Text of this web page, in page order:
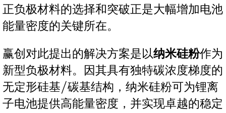
正负极材料的选择和突破正是大幅增加电池
能量密度的关键所在。
赢创对此提出的解决方案是以纳米硅粉作为
新型负极材料。因其具有独特碳浓度梯度的
无定形硅基/碳基结构，纳米硅粉可为锂离
子电池提供高能量密度，并实现卓越的稳定